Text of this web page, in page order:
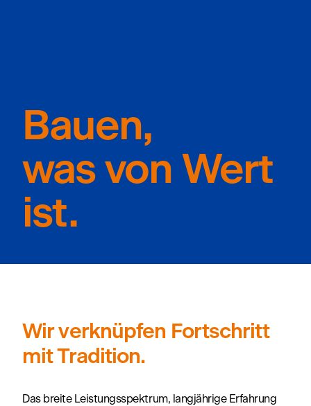
Bauen,
was von Wert
ist.
Wir verknüpfen Fortschritt
mit Tradition.
Das breite Leistungsspektrum, langjährige Erfahrung